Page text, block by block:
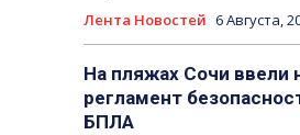
Лента Новостей 6 Августа,
На пляжах Сочи ввели
регламент
БПЛА